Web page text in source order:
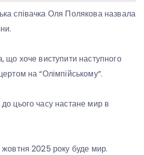
співачка Оля Полякова назвала
що хоче виступити наступного
на “Олімпійському”.
цього часу настане мир в
2025 року буде мир.